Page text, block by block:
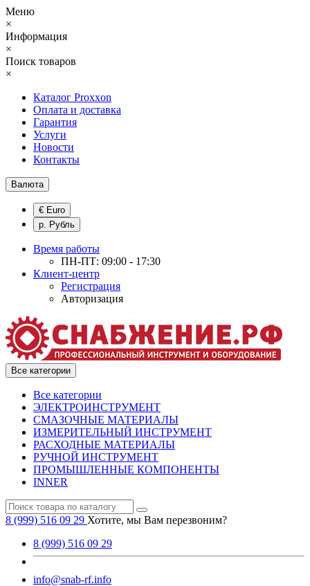
Меню
×
Информация
×
Поиск товаров
×
Каталог Proxxon
Оплата и доставка
Гарантия
Услуги
Новости
Контакты
Валюта
€ Euro
р. Рубль
Время работы
ПН-ПТ: 09:00 - 17:30
Клиент-центр
Регистрация
Авторизация
Все категории
Все категории
ЭЛЕКТРОИНСТРУМЕНТ
СМАЗОЧНЫЕ МАТЕРИАЛЫ
ИЗМЕРИТЕЛЬНЫЙ ИНСТРУМЕНТ
РАСХОДНЫЕ МАТЕРИАЛЫ
РУЧНОЙ ИНСТРУМЕНТ
ПРОМЫШЛЕННЫЕ КОМПОНЕНТЫ
INNER
8 (999) 516 09 29 Хотите, мы Вам перезвоним?
8 (999) 516 09 29
info@snab-rf.info